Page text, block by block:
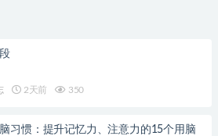
2天前 350
习惯：提升记忆力、注意力的15个用脑